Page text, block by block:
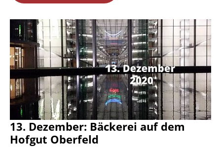
13. Dezember: Bäckerei auf dem
Hofgut Oberfeld